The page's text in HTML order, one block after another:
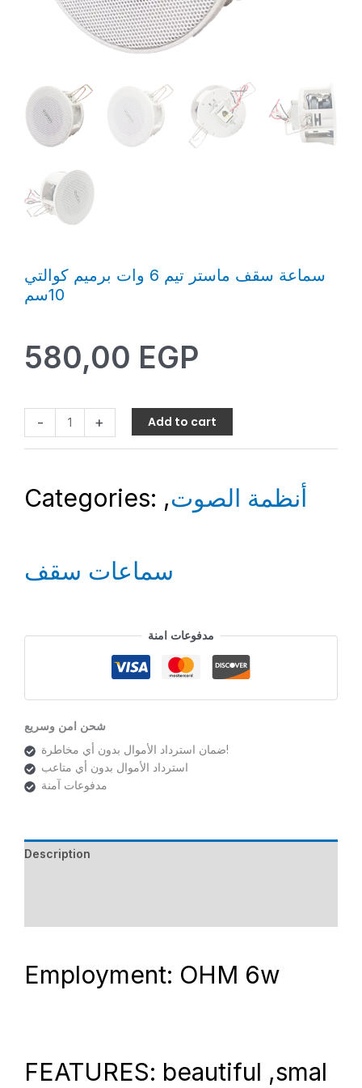
سماعة سقف ماستر تيم 6 وات برميم كوالتي
10سم
580,00 EGP
- + Add to cart
Categories: أنظمة الصوت,
سماعات سقف
مدفوعات امنة
شحن امن وسريع
ضمان استرداد الأموال بدون أي مخاطرة!
استرداد الأموال بدون أي متاعب
مدفوعات آمنة
Description
Employment: OHM 6w
FEATURES: beautiful ,smal